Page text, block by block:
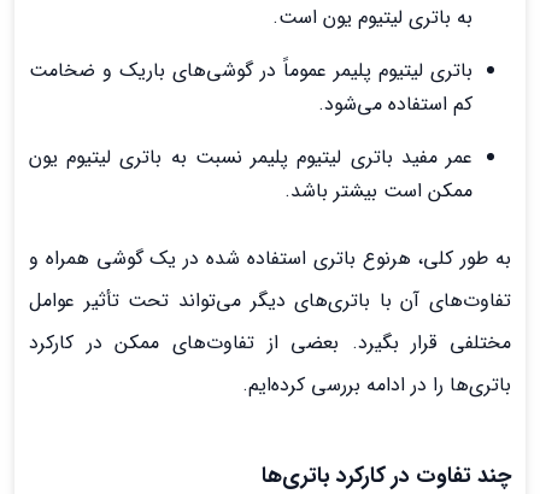
به باتری لیتیوم یون است.
باتری لیتیوم پلیمر عموماً در گوشی‌های باریک و ضخامت
کم استفاده می‌شود.
عمر مفید باتری لیتیوم پلیمر نسبت به باتری لیتیوم یون
ممکن است بیشتر باشد.
به طور کلی، هرنوع باتری استفاده شده در یک گوشی همراه و
تفاوت‌های آن با باتری‌های دیگر می‌تواند تحت تأثیر عوامل
مختلفی قرار بگیرد. بعضی از تفاوت‌های ممکن در کارکرد
باتری‌ها را در ادامه بررسی کرده‌ایم.
چند تفاوت‌ در کارکرد باتری‌ها